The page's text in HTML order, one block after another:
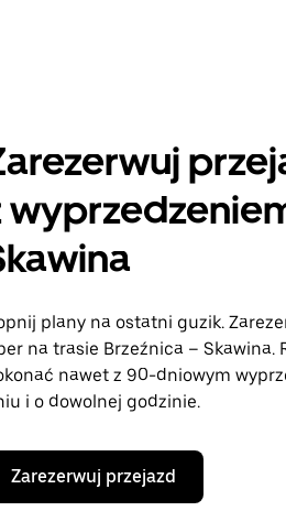
plany na ostatni guzik.
na trasie Brzeźnica – Skawina.
nawet z 90-dniowym
i o dowolnej godzinie.
Zarezerwuj przejazd